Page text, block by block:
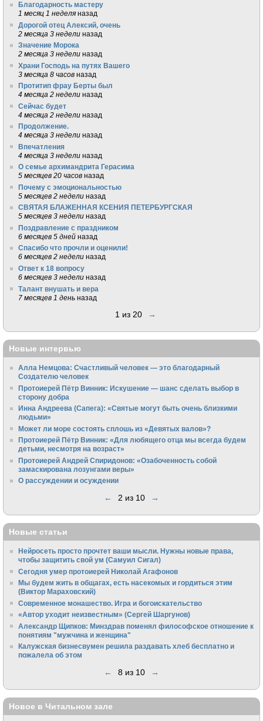
Благодарность мастеру
1 месяц 1 неделя назад
Дорогой отец Алексий, очень
2 месяца 3 недели назад
Значение Морока
2 месяца 3 недели назад
Храни Господь на путях Вашего
3 месяца 8 часов назад
Протитип фрау Берты был
4 месяца 2 недели назад
Сейчас будет
4 месяца 2 недели назад
Продолжение.
4 месяца 3 недели назад
Впечатления
4 месяца 3 недели назад
О семье архимандрита Герасима
5 месяцев 20 часов назад
Почему с эмоциональностью
5 месяцев 2 недели назад
СВЯТАЯ БЛАЖЕННАЯ КСЕНИЯ ПЕТЕРБУРГСКАЯ
5 месяцев 3 недели назад
Поздравление с праздником
6 месяцев 5 дней назад
Спасибо что прочли и оценили!
6 месяцев 2 недели назад
Ответ к 18 вопросу
6 месяцев 3 недели назад
Талант внушать и вера
7 месяцев 1 день назад
1 из 20 →
Новые интервью
Алла Немцова: Счастливый человек — это благодарный
Создателю человек
Протоиерей Пётр Винник: Искушение — шанс сделать выбор в
сторону добра
Инна Андреева (Сапега): «Святые могут быть очень близкими
людьми»
Может ли море состоять сплошь из «Девятых валов»?
Протоиерей Пётр Винник: «Для любящего отца мы всегда будем
детьми, несмотря на возраст»
Протоиерей Андрей Спиридонов: «Озабоченность собой
замаскирована лозунгами веры»
О рассуждении и осуждении
← 2 из 10 →
Новые статьи
Нейросеть просто прочтет ваши мысли. Нужны новые права,
чтобы защитить свой ум (Самуил Сигал)
Сегодня умер протоиерей Николай Агафонов
Мы будем жить в общагах, есть насекомых и гордиться этим
(Виктор Мараховский)
Cовременное монашество. Игра и богоискательство
«Автор уходит неизвестным» (Сергей Шаргунов)
Александр Щипков: Минздрав поменял философское отношение к
понятиям "мужчина и женщина"
Калужская бизнесвумен решила раздавать хлеб бесплатно и
пожалела об этом
← 8 из 10 →
Новое в Читальном зале